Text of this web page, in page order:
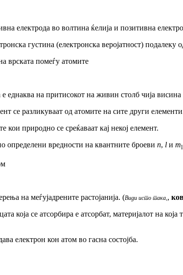
електрода во волтина ќелија и позитивна
густина (електронска веројатност) подалеку
врската помеѓу атомите
еднаква на притисокот на живин столб чија
се разликуваат од атомите на сите други
кои природно се среќаваат кај некој елемент.
определени вредности на квантните броеви n, l и ml
на меѓујадрените растојанија. (Види исто така, ,
која се атсорбира е атсорбат, материјалот на
електрон кон атом во гасна состојба.